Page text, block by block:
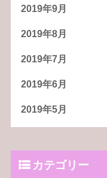
2019年9月
2019年8月
2019年7月
2019年6月
2019年5月
カテゴリー